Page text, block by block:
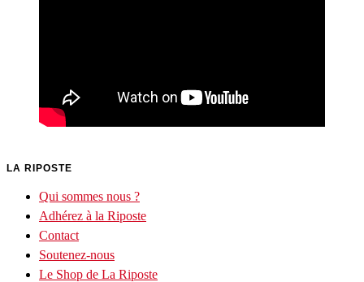
LA RIPOSTE
Qui sommes nous ?
Adhérez à la Riposte
Contact
Soutenez-nous
Le Shop de La Riposte